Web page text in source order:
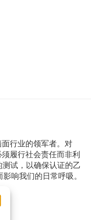
行业的领军者。对
履行社会责任而非利
试，以确保认证的乙
响我们的日常呼吸。